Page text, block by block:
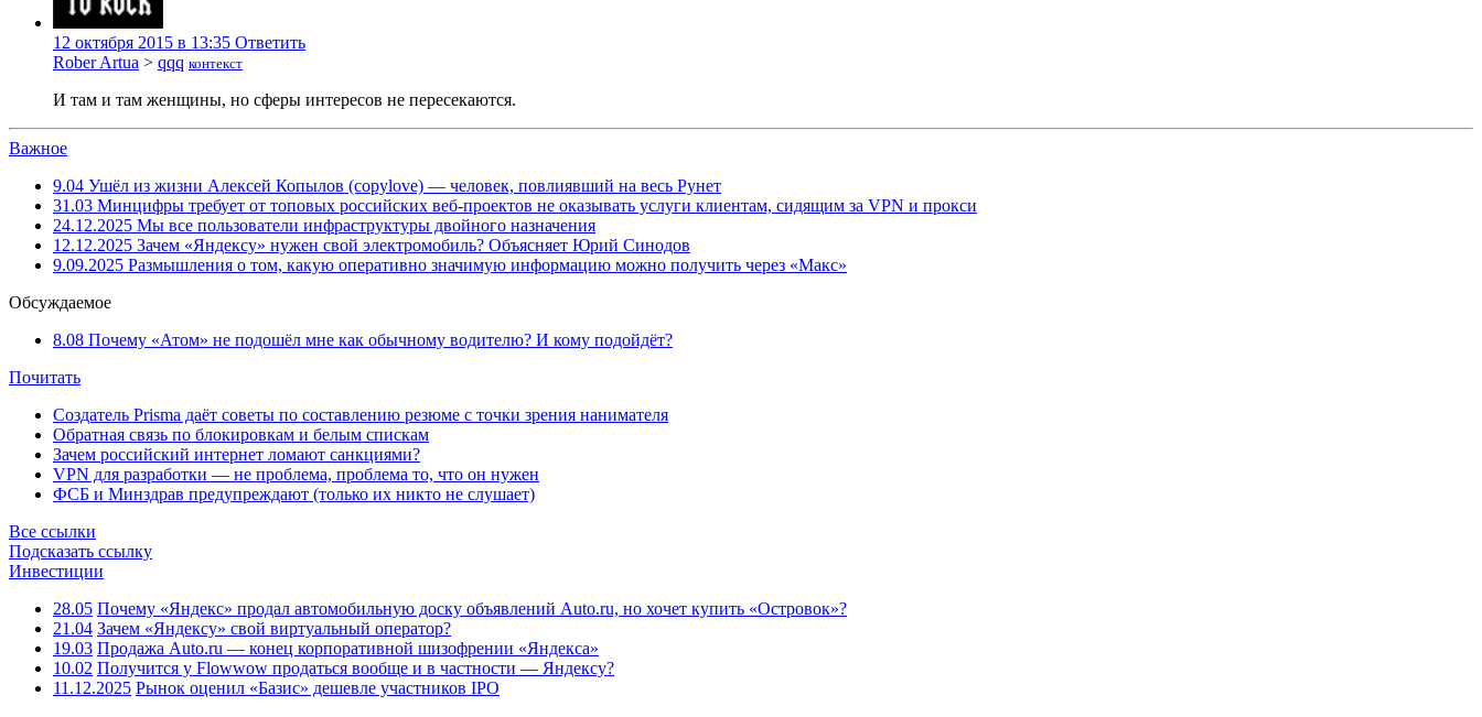
12 октября 2015 в 13:35 Ответить
Rober Artua > qqq контекст
И там и там женщины, но сферы интересов не пересекаются.
Важное
9.04 Ушёл из жизни Алексей Копылов (copylove) — человек, повлиявший на весь Рунет
31.03 Минцифры требует от топовых российских веб-проектов не оказывать услуги клиентам, сидящим за VPN и прокси
24.12.2025 Мы все пользователи инфраструктуры двойного назначения
12.12.2025 Зачем «Яндексу» нужен свой электромобиль? Объясняет Юрий Синодов
9.09.2025 Размышления о том, какую оперативно значимую информацию можно получить через «Макс»
Обсуждаемое
8.08 Почему «Атом» не подошёл мне как обычному водителю? И кому подойдёт?
Почитать
Создатель Prisma даёт советы по составлению резюме с точки зрения нанимателя
Обратная связь по блокировкам и белым спискам
Зачем российский интернет ломают санкциями?
VPN для разработки — не проблема, проблема то, что он нужен
ФСБ и Минздрав предупреждают (только их никто не слушает)
Все ссылки
Подсказать ссылку
Инвестиции
28.05 Почему «Яндекс» продал автомобильную доску объявлений Auto.ru, но хочет купить «Островок»?
21.04 Зачем «Яндексу» свой виртуальный оператор?
19.03 Продажа Auto.ru — конец корпоративной шизофрении «Яндекса»
10.02 Получится у Flowwow продаться вообще и в частности — Яндексу?
11.12.2025 Рынок оценил «Базис» дешевле участников IPO